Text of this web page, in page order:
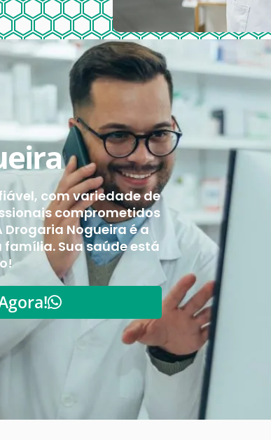
com variedade de
comprometidos
Drogaria Nogueira é a
Sua saúde está